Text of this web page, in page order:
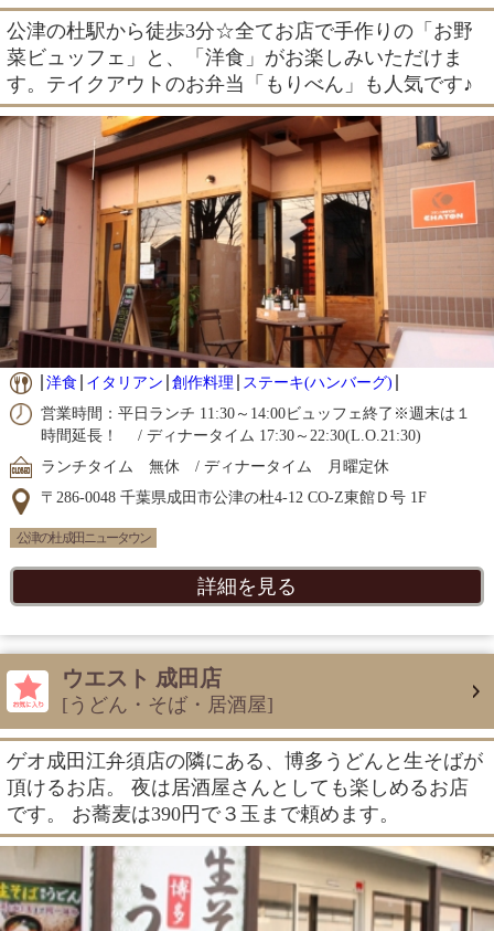
公津の杜駅から徒歩3分☆全てお店で手作りの「お野
菜ビュッフェ」と、「洋食」がお楽しみいただけま
す。テイクアウトのお弁当「もりべん」も人気です♪
洋食 イタリアン 創作料理
ステーキ(ハンバーグ)
営業時間：平日ランチ 11:30～14:00ビュッフェ終了※週末は１
時間延長！ / ディナータイム 17:30～22:30(L.O.21:30)
ランチタイム 無休 / ディナータイム 月曜定休
〒286-0048 千葉県成田市公津の杜4-12 CO-Z東館Ｄ号 1F
公津の杜 成田ニュータウン
詳細を見る
ウエスト 成田店
[うどん・そば・居酒屋]
ゲオ成田江弁須店の隣にある、博多うどんと生そばが
頂けるお店。 夜は居酒屋さんとしても楽しめるお店
です。 お蕎麦は390円で３玉まで頼めます。